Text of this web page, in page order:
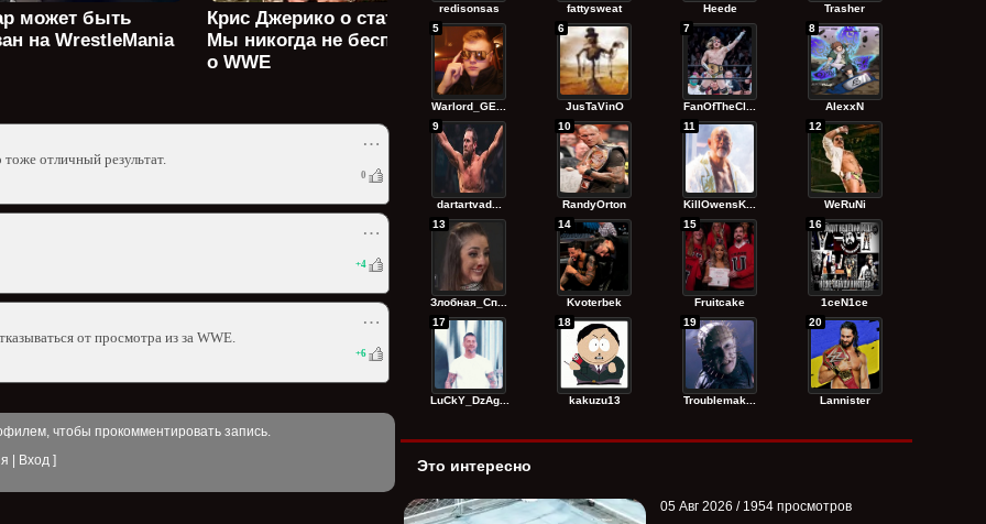
может быть
на WrestleMania
Крис Джерико о статусе AEW:
Мы никогда не беспокоились
о WWE
Джо Гейси рассказал, что WWE
игнорировали идеи Wyatt
Sicks п...
Джон Сина
завершение
Леснара; ...
⋯
отличный результат.
0
⋯
+4
⋯
от просмотра из за WWE.
+6
чтобы прокомментировать запись.
Вход]
redisonsas fattysweat Heede Trasher
Warlord_GE...
5
JusTaVinO
6
FanOfTheCl...
7
AlexxN
8
dartartvad...
9
RandyОrton
10
KillOwensK...
11
WeRuNi
12
Злобная_Сп...
13
Kvoterbek
14
Fruitcake
15
1ceN1ce
16
LuCkY_DzAg...
17
kakuzu13
18
Troublemak...
19
Lannister
20
Это интересно
05 Авг 2026 / 1954 просмотров